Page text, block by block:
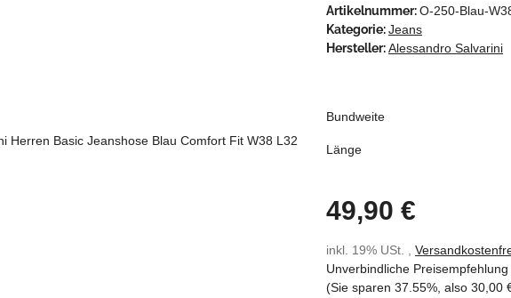
Artikelnummer:O-250-Blau-
Kategorie:Jeans
Hersteller:Alessandro Salvarini
Bundweite
Länge
49,90 €
inkl. 19% USt. ,
Unverbindliche
(Sie sparen 37.55%, also 30,00